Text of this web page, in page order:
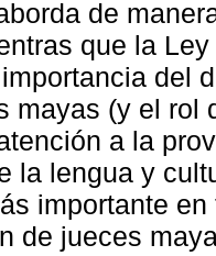
de
que la
del
mayas (y el rol
a la
la lengua y
importante
de jueces